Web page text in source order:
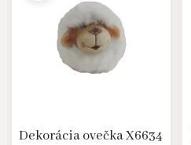
Dekorácia ovečka X6634